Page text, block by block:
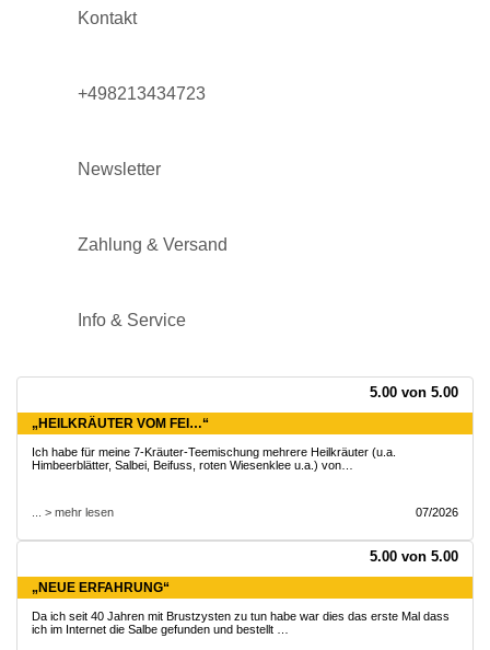
Kontakt
+498213434723
Newsletter
Zahlung & Versand
Info & Service
5.00 von 5.00
„HEILKRÄUTER VOM FEI…“
Ich habe für meine 7-Kräuter-Teemischung mehrere Heilkräuter (u.a.
Himbeerblätter, Salbei, Beifuss, roten Wiesenklee u.a.) von…
... > mehr lesen 07/2026
5.00 von 5.00
„NEUE ERFAHRUNG“
Da ich seit 40 Jahren mit Brustzysten zu tun habe war dies das erste Mal dass
ich im Internet die Salbe gefunden und bestellt …